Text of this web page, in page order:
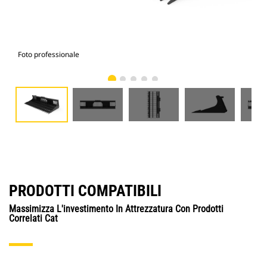
Foto professionale
PRODOTTI COMPATIBILI
Massimizza L'investimento In Attrezzatura Con Prodotti
Correlati Cat